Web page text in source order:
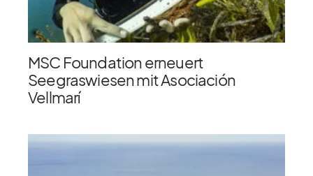
MSC Foundation erneuert
Seegraswiesen mit Asociación
Vellmarí